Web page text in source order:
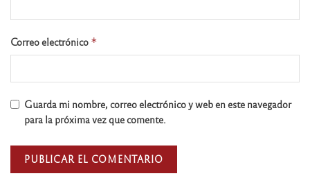
Correo electrónico *
Guarda mi nombre, correo electrónico y web en este navegador
para la próxima vez que comente.